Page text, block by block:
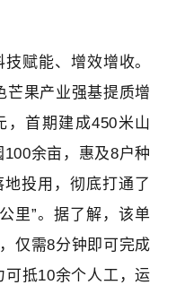
赋能、增效增收。
芒果产业强基提质增
，首期建成450米山
余亩，惠及8户种
投用，彻底打通了
里”。据了解，该单
仅需8分钟即可完成
抵10余个人工，运